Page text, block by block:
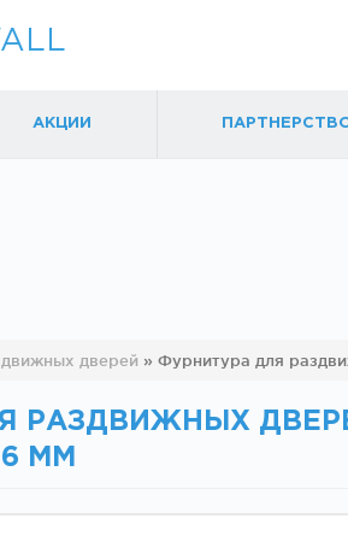
раздвижных
механизмы)
АКЦИИ
дверей » Фурнитура для
РАЗДВИЖНЫХ
ММ